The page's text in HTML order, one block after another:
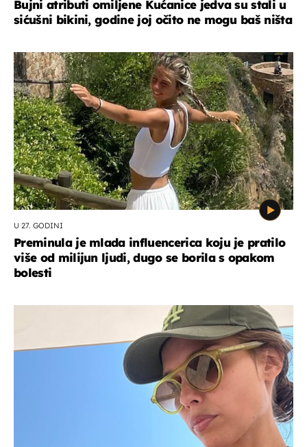
Bujni atributi omiljene Kućanice jedva su stali u
sićušni bikini, godine joj očito ne mogu baš ništa
U 27. GODINI
Preminula je mlada influencerica koju je pratilo
više od milijun ljudi, dugo se borila s opakom
bolesti